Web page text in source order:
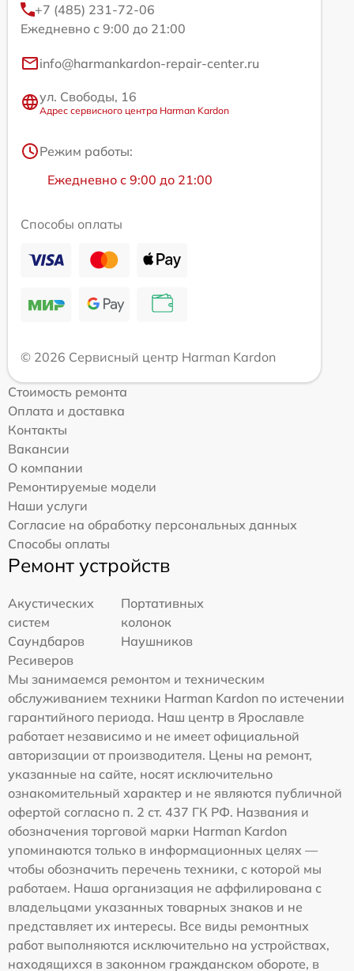
+7 (485) 231-72-06
Ежедневно с 9:00 до 21:00
info@harmankardon-repair-center.ru
ул. Свободы, 16
Адрес сервисного центра Harman Kardon
Режим работы:
Ежедневно с 9:00 до 21:00
Способы оплаты
© 2026 Сервисный центр Harman Kardon
Стоимость ремонта
Оплата и доставка
Контакты
Вакансии
О компании
Ремонтируемые модели
Наши услуги
Согласие на обработку персональных данных
Способы оплаты
Ремонт устройств
Акустических
систем
Портативных
колонок
Саундбаров
Наушников
Ресиверов
Мы занимаемся ремонтом и техническим
обслуживанием техники Harman Kardon по истечении
гарантийного периода. Наш центр в Ярославле
работает независимо и не имеет официальной
авторизации от производителя. Цены на ремонт,
указанные на сайте, носят исключительно
ознакомительный характер и не являются публичной
офертой согласно п. 2 ст. 437 ГК РФ. Названия и
обозначения торговой марки Harman Kardon
упоминаются только в информационных целях —
чтобы обозначить перечень техники, с которой мы
работаем. Наша организация не аффилирована с
владельцами указанных товарных знаков и не
представляет их интересы. Все виды ремонтных
работ выполняются исключительно на устройствах,
находящихся в законном гражданском обороте, в